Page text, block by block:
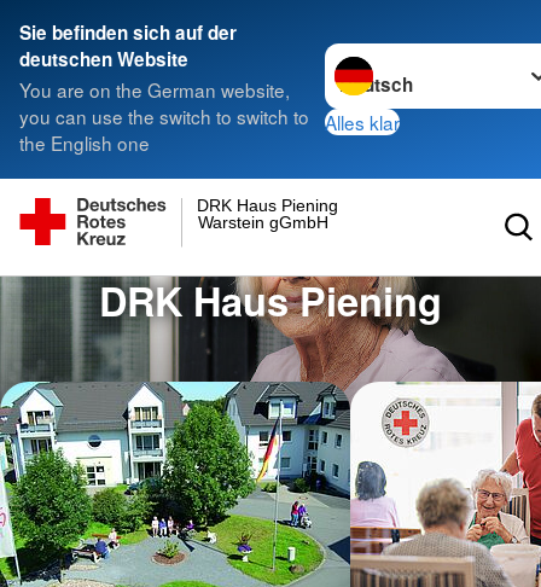
Sie befinden sich auf der
deutschen Website
You are on the German website,
you can use the switch to switch to
the English one
Sprache wechseln zu
Alles klar
Warstein gGmbH
DRK Haus Piening
DRK Haus Piening